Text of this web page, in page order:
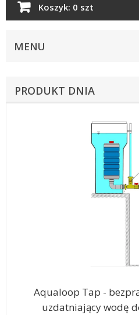
Koszyk: 0 szt
MENU
PRODUKT DNIA
Aqualoop Tap -
uzdatniający wodę